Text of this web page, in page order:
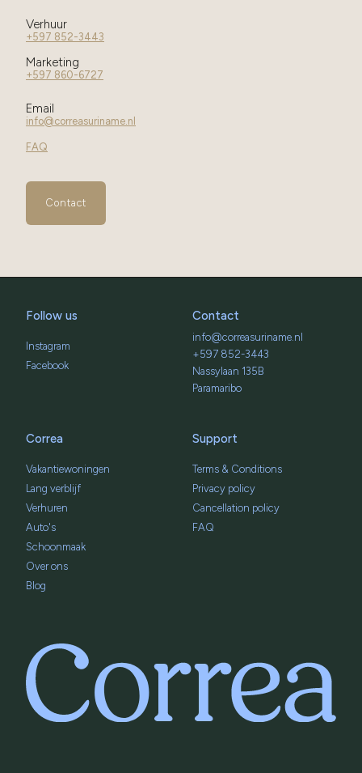
Verhuur
+597 852-3443
Marketing
+597 860-6727
Email
info@correasuriname.nl
FAQ
Contact
Contact
info@correasuriname.nl
+597 852-3443
Nassylaan 135B
Paramaribo
Correa
Vakantiewoningen
Lang verblijf
Verhuren
Auto's
Schoonmaak
Over ons
Blog
Follow us
Instagram
Facebook
Support
Terms & Conditions
Privacy policy
Cancellation policy
FAQ